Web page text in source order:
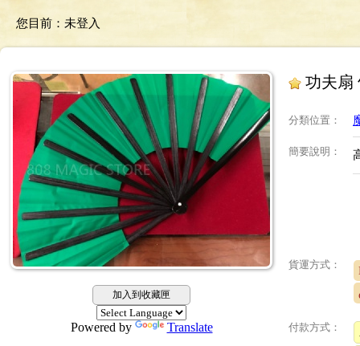
您目前： 未登入
加入到收藏匣
Powered by Translate
功夫扇
分類位置 ：
簡要說明 ：
貨運方式：
付款方式：